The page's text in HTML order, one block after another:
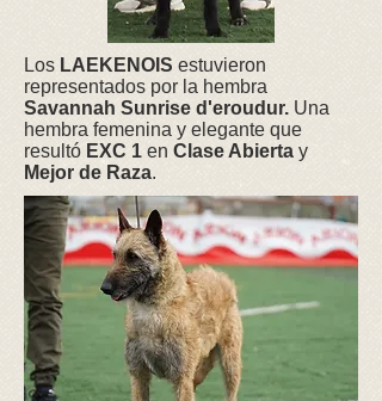
Los LAEKENOIS estuvieron
representados por la hembra
Savannah Sunrise d'eroudur. Una
hembra femenina y elegante que
resultó EXC 1 en Clase Abierta y
Mejor de Raza.